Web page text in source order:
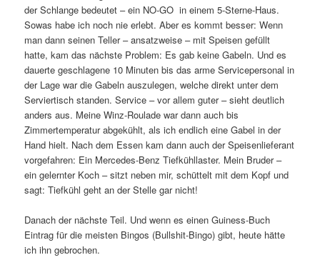
der Schlange bedeutet – ein NO-GO in einem 5-Sterne-Haus.
Sowas habe ich noch nie erlebt. Aber es kommt besser: Wenn
man dann seinen Teller – ansatzweise – mit Speisen gefüllt
hatte, kam das nächste Problem: Es gab keine Gabeln. Und es
dauerte geschlagene 10 Minuten bis das arme Servicepersonal in
der Lage war die Gabeln auszulegen, welche direkt unter dem
Serviertisch standen. Service – vor allem guter – sieht deutlich
anders aus. Meine Winz-Roulade war dann auch bis
Zimmertemperatur abgekühlt, als ich endlich eine Gabel in der
Hand hielt. Nach dem Essen kam dann auch der Speisenlieferant
vorgefahren: Ein Mercedes-Benz Tiefkühllaster. Mein Bruder –
ein gelernter Koch – sitzt neben mir, schüttelt mit dem Kopf und
sagt: Tiefkühl geht an der Stelle gar nicht!
Danach der nächste Teil. Und wenn es einen Guiness-Buch
Eintrag für die meisten Bingos (Bullshit-Bingo) gibt, heute hätte
ich ihn gebrochen.